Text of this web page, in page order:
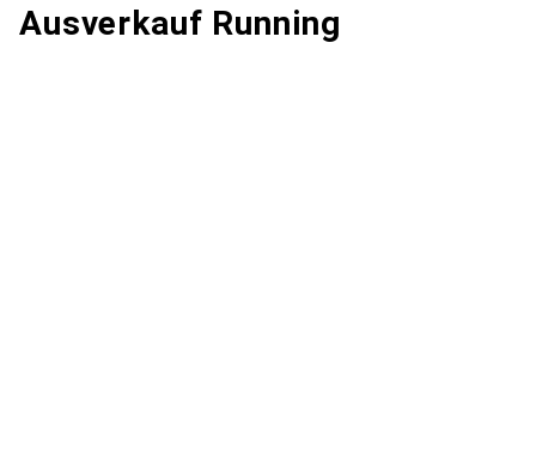
Ausverkauf Running